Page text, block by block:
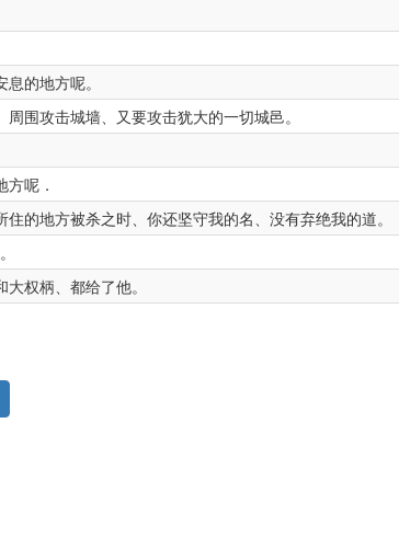
的地方呢。
围攻击城墙、又要攻击犹大的一切城邑。
呢．
的地方被杀之时、你还坚守我的名、没有弃绝我的道。
大权柄、都给了他。